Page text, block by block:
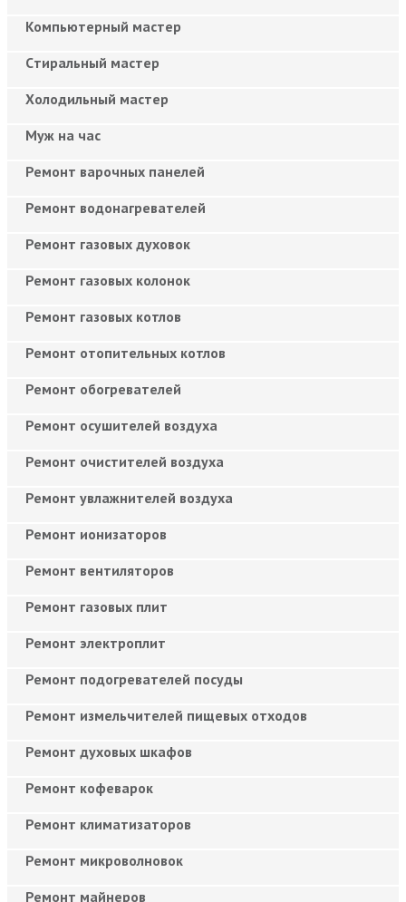
Компьютерный мастер
Cтиральный мастер
Холодильный мастер
Муж на час
Ремонт варочных панелей
Ремонт водонагревателей
Ремонт газовых духовок
Ремонт газовых колонок
Ремонт газовых котлов
Ремонт отопительных котлов
Ремонт обогревателей
Ремонт осушителей воздуха
Ремонт очистителей воздуха
Ремонт увлажнителей воздуха
Ремонт ионизаторов
Ремонт вентиляторов
Ремонт газовых плит
Ремонт электроплит
Ремонт подогревателей посуды
Ремонт измельчителей пищевых отходов
Ремонт духовых шкафов
Ремонт кофеварок
Ремонт климатизаторов
Ремонт микроволновок
Ремонт майнеров